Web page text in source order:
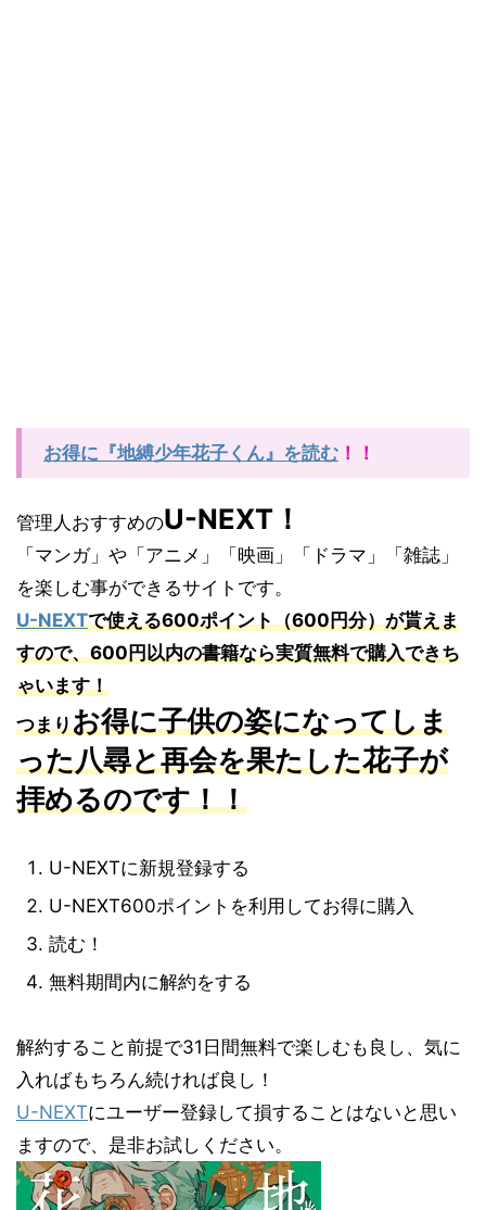
お得に『地縛少年花子くん』を読む ！！
管理人おすすめのU-NEXT ！
「マンガ」や「アニメ」「映画」「ドラマ」「雑誌」
を楽しむ事ができるサイトです。
U-NEXTで使える600ポイント（600円分）が貰えま
すので、600円以内の書籍なら実質無料で購入できち
ゃいます！
つまりお得に子供の姿になってしま
った八尋と再会を果たした花子が
拝めるのです！！
U-NEXTに新規登録する
U-NEXT600ポイントを利用してお得に購入
読む！
無料期間内に解約をする
解約すること前提で31日間無料で楽しむも良し、気に
入ればもちろん続ければ良し！
U-NEXTにユーザー登録して損することはないと思い
ますので、是非お試しください。